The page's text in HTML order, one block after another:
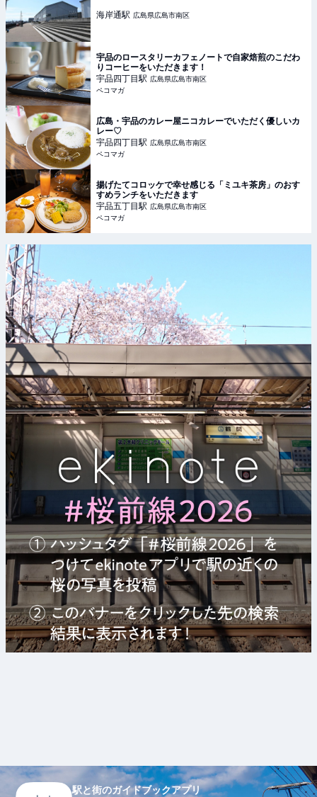
海岸通駅 広島県広島市南区
宇品のロースタリーカフェノートで自家焙煎のこだわ
りコーヒーをいただきます！
宇品四丁目駅 広島県広島市南区
ペコマガ
広島・宇品のカレー屋ニコカレーでいただく優しいカ
レー♡
宇品四丁目駅 広島県広島市南区
ペコマガ
揚げたてコロッケで幸せ感じる「ミユキ茶房」のおす
すめランチをいただきます
宇品五丁目駅 広島県広島市南区
ペコマガ
駅と街のガイドブックアプリ